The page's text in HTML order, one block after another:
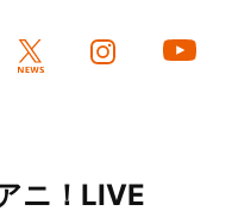
ニ！LIVE